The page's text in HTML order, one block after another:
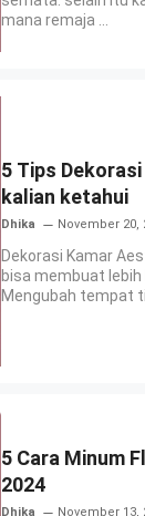
mana remaja ...
5 Tips
kalian ketahui
Dhika November 20,
Dekorasi Kamar
bisa membuat
Mengubah tempat
5 Cara Minum
2024
Dhika November 13,